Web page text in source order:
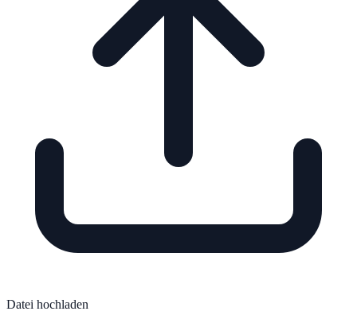
Datei hochladen